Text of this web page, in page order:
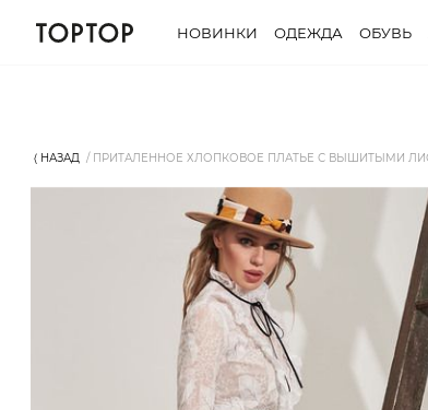
НОВИНКИ ОДЕЖДА ОБУВЬ
⟨ НАЗАД ПРИТАЛЕННОЕ ХЛОПКОВОЕ ПЛАТЬЕ С ВЫШИТЫМИ